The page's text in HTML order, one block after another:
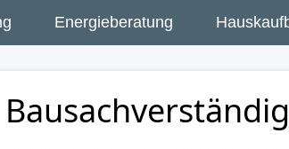
Energieberatung